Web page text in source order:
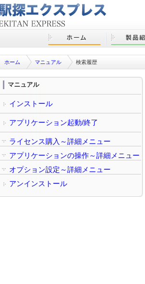
ホーム マニュアル 検索履歴
マニュアル
インストール
アプリケーション起動/終了
ライセンス購入～詳細メニュー
アプリケーションの操作～詳細メニュー
オプション設定～詳細メニュー
アンインストール